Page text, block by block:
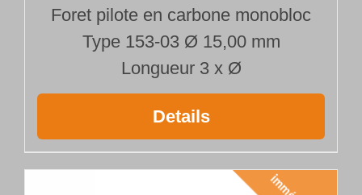
Foret pilote en carbone monobloc
Type 153-03 Ø 15,00 mm
Longueur 3 x Ø
Details